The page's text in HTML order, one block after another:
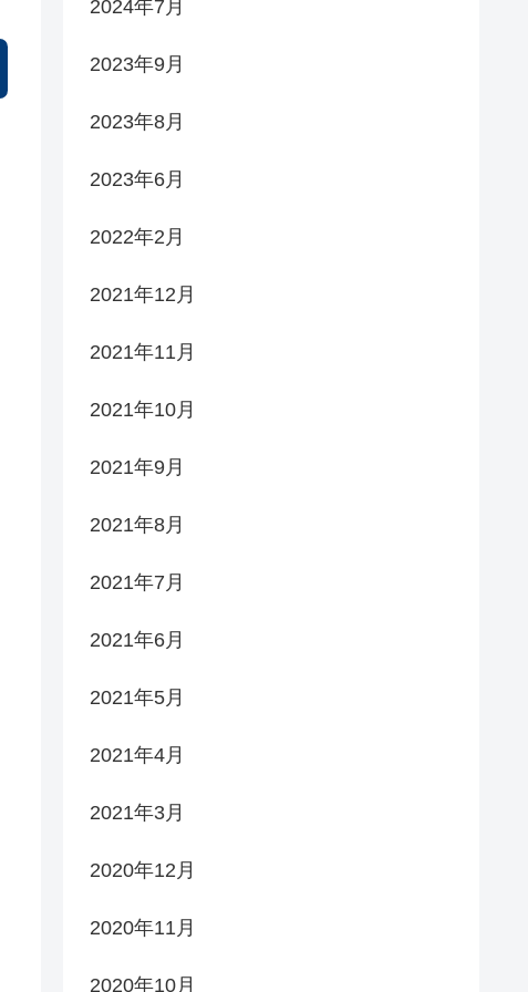
2024年7月
2023年9月
2023年8月
2023年6月
2022年2月
2021年12月
2021年11月
2021年10月
2021年9月
2021年8月
2021年7月
2021年6月
2021年5月
2021年4月
2021年3月
2020年12月
2020年11月
2020年10月